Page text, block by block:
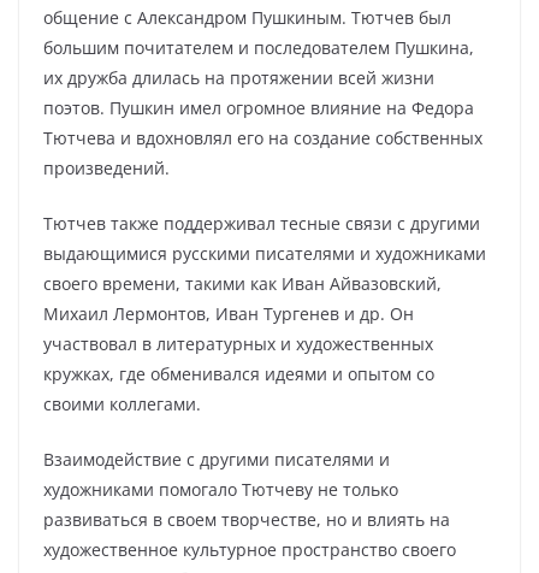
общение с Александром Пушкиным. Тютчев был
большим почитателем и последователем Пушкина,
их дружба длилась на протяжении всей жизни
поэтов. Пушкин имел огромное влияние на Федора
Тютчева и вдохновлял его на создание собственных
произведений.
Тютчев также поддерживал тесные связи с другими
выдающимися русскими писателями и художниками
своего времени, такими как Иван Айвазовский,
Михаил Лермонтов, Иван Тургенев и др. Он
участвовал в литературных и художественных
кружках, где обменивался идеями и опытом со
своими коллегами.
Взаимодействие с другими писателями и
художниками помогало Тютчеву не только
развиваться в своем творчестве, но и влиять на
художественное культурное пространство своего